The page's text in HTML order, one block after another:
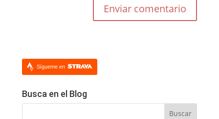
Sígueme en
Busca en el Blog